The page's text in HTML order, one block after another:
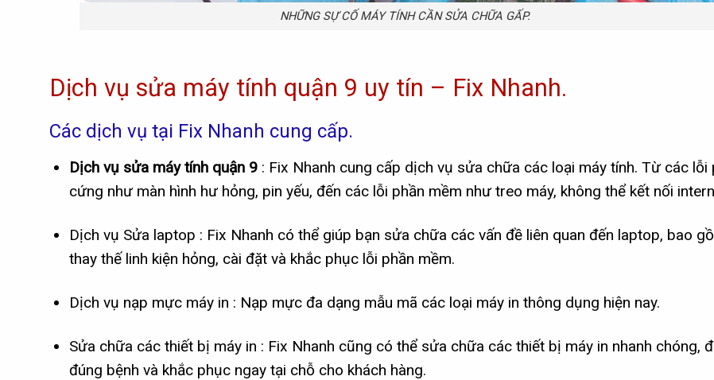
NHỮNG SỰ CỐ MÁY TÍNH CẦN SỬA CHỮA GẤP.
Dịch vụ sửa máy tính quận 9 uy tín – Fix Nhanh.
Các dịch vụ tại Fix Nhanh cung cấp.
Dịch vụ sửa máy tính quận 9: Fix Nhanh cung cấp dịch vụ sửa chữa các loại máy tính. Từ các lỗi
cứng như màn hình hư hỏng, pin yếu, đến các lỗi phần mềm như treo máy, không thể kết nối
Dịch vụ Sửa laptop : Fix Nhanh có thể giúp bạn sửa chữa các vấn đề liên quan đến laptop, bao
thay thế linh kiện hỏng, cài đặt và khắc phục lỗi phần mềm.
Dịch vụ nạp mực máy in : Nạp mực đa dạng mẫu mã các loại máy in thông dụng hiện nay.
Sửa chữa các thiết bị máy in : Fix Nhanh cũng có thể sửa chữa các thiết bị máy in nhanh chóng,
đúng bệnh và khắc phục ngay tại chỗ cho khách hàng.